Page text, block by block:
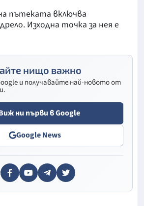
пътеката включва
Изходна точка за нея е
нищо важно
и получавайте най-новото от
ни първи в Google
Google News